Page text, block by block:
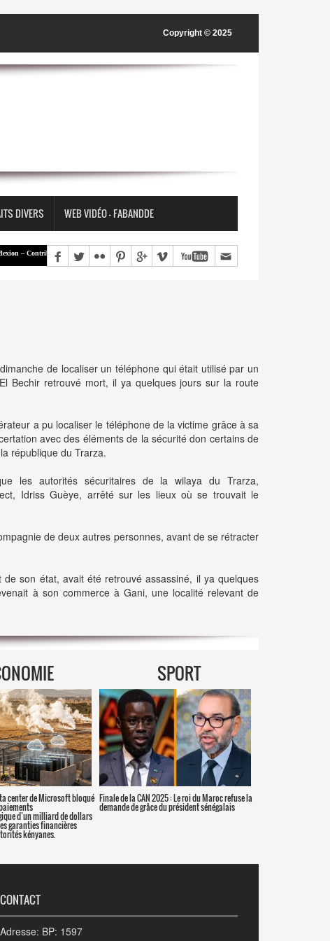
Copyright © 2025
DIVERS WEB VIDÉO - FABANDDE
– Contribution | « Une société ne construit pas nécessairement la paix en supprimant les différences, mais
de localiser un téléphone qui était utilisé par un
Bechir retrouvé mort, il ya quelques jours sur la route
a pu localiser le téléphone de la victime grâce à sa
avec des éléments de la sécurité don certains de
république du Trarza.
les autorités sécuritaires de la wilaya du Trarza,
Idriss Guèye, arrêté sur les lieux où se trouvait le
de deux autres personnes, avant de se rétracter
de son état, avait été retrouvé assassiné, il ya quelques
à son commerce à Gani, une localité relevant de
SPORT
center de Microsoft bloqué
d’un milliard de dollars
garanties financières
kényanes.
Finale de la CAN 2025 : Le roi du Maroc refuse la
demande de grâce du président sénégalais
CONTACT
Adresse: BP: 1597